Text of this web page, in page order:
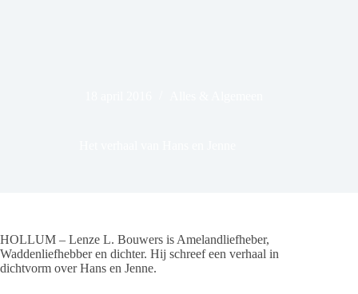
HOLLUM – Lenze L. Bouwers is Amelandliefheber,
Waddenliefhebber en dichter. Hij schreef een verhaal in
dichtvorm over Hans en Jenne.